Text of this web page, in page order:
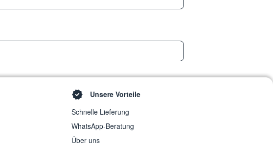
Unsere Vorteile
Schnelle Lieferung
WhatsApp-Beratung
Über uns